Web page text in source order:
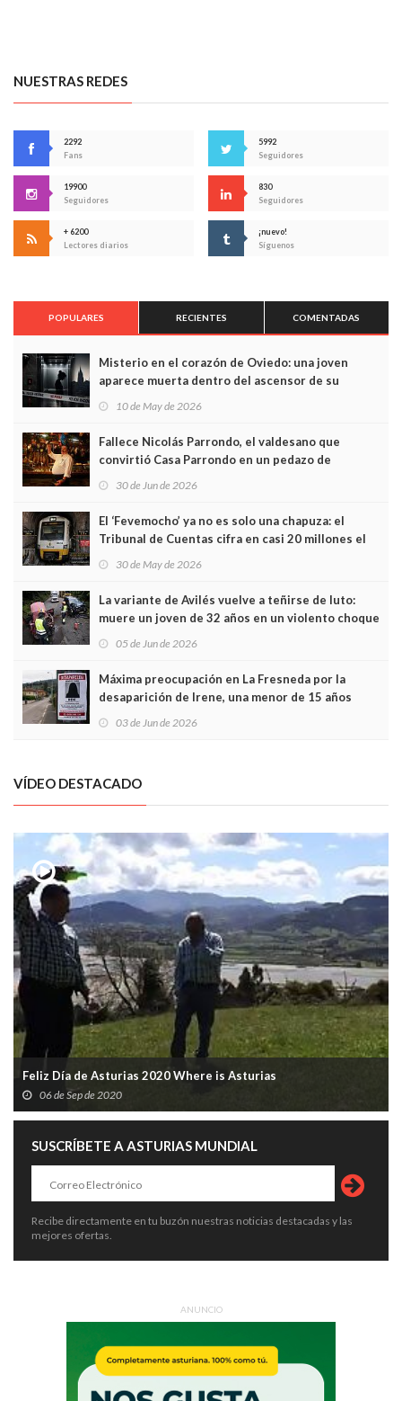
NUESTRAS REDES
2292
Fans
5992
Seguidores
19900
Seguidores
830
Seguidores
+ 6200
Lectores diarios
¡nuevo!
Síguenos
POPULARES RECIENTES COMENTADAS
Misterio en el corazón de Oviedo: una joven
aparece muerta dentro del ascensor de su
edificio y las cámaras captan sus últimos minutos
10 de May de 2026
Fallece Nicolás Parrondo, el valdesano que
convirtió Casa Parrondo en un pedazo de
Asturias en Madrid
30 de Jun de 2026
El ‘Fevemocho’ ya no es solo una chapuza: el
Tribunal de Cuentas cifra en casi 20 millones el
sobrecoste de los trenes que no cabían por los
30 de May de 2026
La variante de Avilés vuelve a teñirse de luto:
muere un joven de 32 años en un violento choque
frontal
05 de Jun de 2026
Máxima preocupación en La Fresneda por la
desaparición de Irene, una menor de 15 años
03 de Jun de 2026
VÍDEO DESTACADO
Feliz Día de Asturias 2020 Where is Asturias
06 de Sep de 2020
SUSCRÍBETE A ASTURIAS MUNDIAL
Recibe directamente en tu buzón nuestras noticias destacadas y las
mejores ofertas.
ANUNCIO